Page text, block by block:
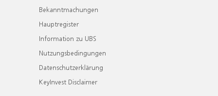
Bekanntmachungen
Hauptregister
Information zu UBS
Nutzungsbedingungen
Datenschutzerklärung
KeyInvest Disclaimer